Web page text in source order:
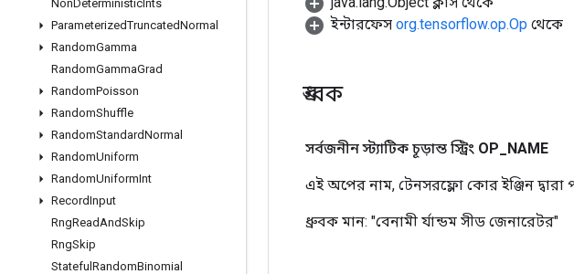
NonDeterministicInts
ParameterizedTruncatedNormal
RandomGamma
RandomGammaGrad
RandomPoisson
RandomShuffle
RandomStandardNormal
RandomUniform
RandomUniformInt
RecordInput
RngReadAndSkip
RngSkip
Stateful RandomBinomial
ইন্টারফেস org.tensorflow.op.Op থেকে
ধ্রুবক
সর্বজনীন স্ট্যাটিক চূড়ান্ত স্ট্রিং OP NAME
এই অপের নাম, টেনসরফ্লো কোর ইঞ্জিন দ্বারা
ধ্রুবক মান: "বেনামী র্যান্ডম সীড জেনারেটর"